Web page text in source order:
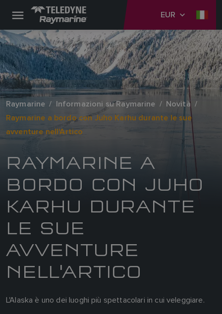
EUR
Raymarine Informazioni su Raymarine
Novità
Raymarine a bordo con Juho Karhu durante le sue
avventure nell'Artico
RAYMARINE A
BORDO CON JUHO
KARHU DURANTE
LE SUE
AVVENTURE
NELL'ARTICO
L'Alaska è uno dei luoghi più spettacolari in cui veleggiare.